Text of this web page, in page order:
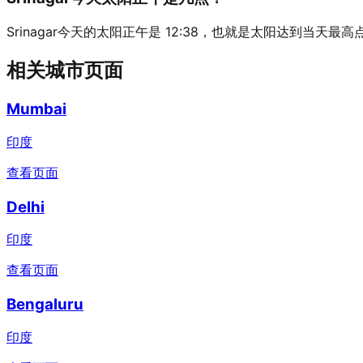
Srinagar今天的太阳正午是 12:38，也就是太阳达到当天最高
相关城市页面
Mumbai
印度
查看页面
Delhi
印度
查看页面
Bengaluru
印度